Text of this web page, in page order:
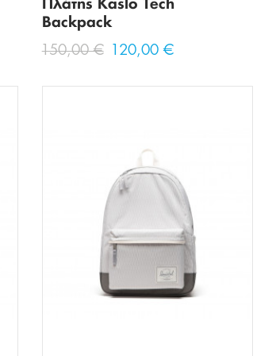
Πλάτης Kaslo Tech
Backpack
150,00 € 120,00 €